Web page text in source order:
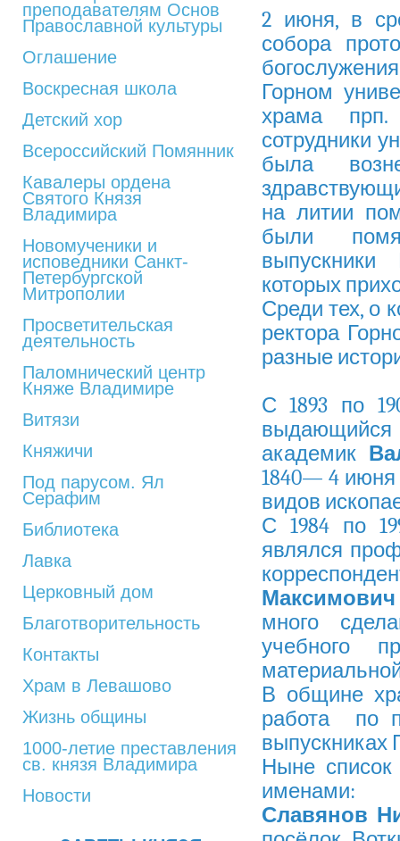
преподавателям Основ
Православной культуры
Оглашение
Воскресная школа
Детский хор
Всероссийский Помянник
Кавалеры ордена
Святого Князя
Владимира
Новомученики и
исповедники Санкт-
Петербургской
Митрополии
Просветительская
деятельность
Паломнический центр
Княже Владимире
Витязи
Княжичи
Под парусом. Ял
Серафим
Библиотека
Лавка
Церковный дом
Благотворительность
Контакты
Храм в Левашово
Жизнь общины
1000-летие преставления
св. князя Владимира
Новости
2 июня, в
собора
Горном
храма
сотрудники
была
на литии
были
выпускники
которых
Среди тех, о
ректора
разные
С 1893 по
академик
1840— 4 июня
видов
С 1984 по
являлся
много
учебного
В общине
работа по
выпускниках
Ныне
именами:
Славянов